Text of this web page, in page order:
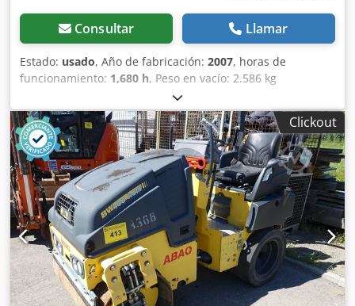
Consultar Llamar
Estado: usado, Año de fabricación: 2007, horas de
funcionamiento: 1,680 h, Peso en vacío: 2.586 kg
Dimensiones (lxanxal): 248 x 128 x 180 cm Ubicación: El
Burgo de Ebro (Zaragoza) El BOMAG BW120AD4 es ideal
para tareas de compactación ligera en obras urbanas o
mantenimiento de carreteras. Buena maniobrabilidad,
controles sencillos y funcionamiento correcto. Se presenta
en estado operativo, preparado para trabajar desde el
primer día. Perfecto para optimizar tu inversión con
maquinaria de segunda mano. Peso de servicio: 2.580 kg
Tipología: Ligera Anchura de tambor: 1.200 mm Dcodpfozb
I Tmsx Alaek Diámetro de tambor: 700 mm Capacidad de
depósito: 40 l CE
Clickout